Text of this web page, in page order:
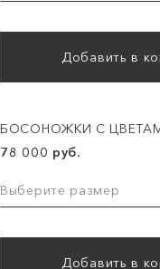
Добавить в
БОСОНОЖКИ С
78 000 руб.
Выберите размер
Добавить в